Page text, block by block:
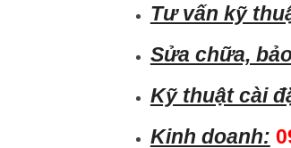
Tư vấn kỹ
Sửa chữa,
Kỹ thuật cài
Kinh doanh: